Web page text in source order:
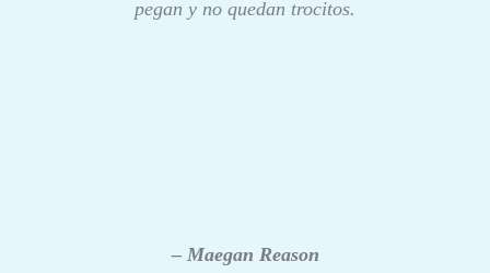
pegan y no quedan trocitos.
– Maegan Reason